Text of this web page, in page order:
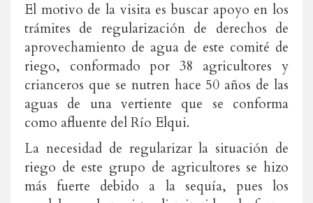
El motivo de la visita es buscar apoyo en los
trámites de regularización de derechos de
aprovechamiento de agua de este comité de
riego, conformado por 38 agricultores y
crianceros que se nutren hace 50 años de las
aguas de una vertiente que se conforma
como afluente del Río Elqui.
La necesidad de regularizar la situación de
riego de este grupo de agricultores se hizo
más fuerte debido a la sequía, pues los